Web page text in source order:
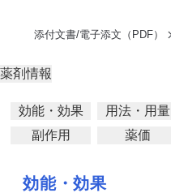
添付文書/電子添文（PDF）
薬剤情報
効能・効果 用法・用量
副作用
薬価
効能・効果